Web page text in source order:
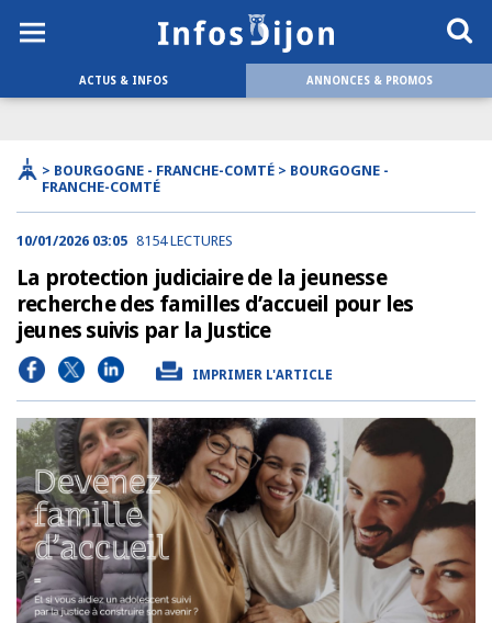
ACTUS & INFOS ANNONCES & PROMOS
> BOURGOGNE - FRANCHE-COMTÉ > BOURGOGNE -
FRANCHE-COMTÉ
10/01/2026 03:05 8154 LECTURES
La protection judiciaire de la jeunesse
recherche des familles d’accueil pour les
jeunes suivis par la Justice
IMPRIMER L'ARTICLE